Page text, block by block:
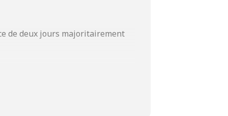
de deux jours majoritairement